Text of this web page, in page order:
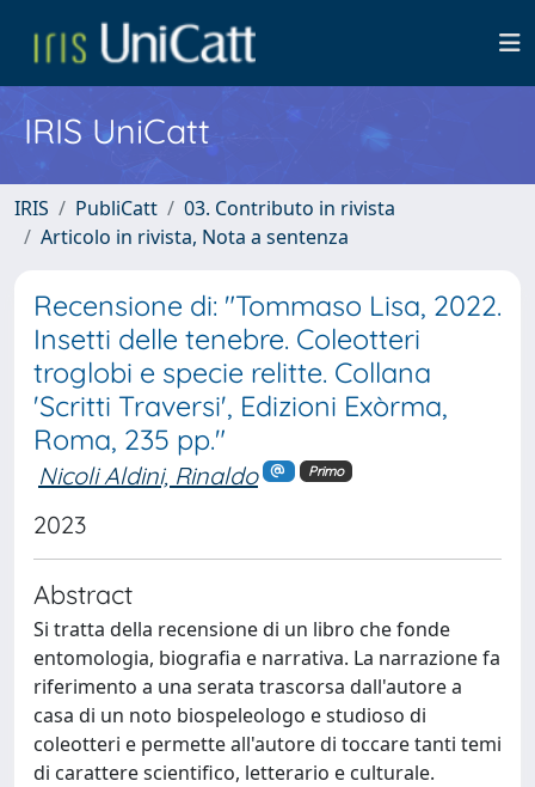
IRIS UniCatt
IRIS PubliCatt
03. Contributo in rivista
Articolo in rivista, Nota a sentenza
Recensione di: "Tommaso Lisa, 2022.
Insetti delle tenebre. Coleotteri
troglobi e specie relitte. Collana
'Scritti Traversi', Edizioni Exòrma,
Roma, 235 pp."
Nicoli Aldini, Rinaldo Primo
2023
Abstract
Si tratta della recensione di un libro che fonde
entomologia, biografia e narrativa. La narrazione fa
riferimento a una serata trascorsa dall'autore a
casa di un noto biospeleologo e studioso di
coleotteri e permette all'autore di toccare tanti temi
di carattere scientifico, letterario e culturale.